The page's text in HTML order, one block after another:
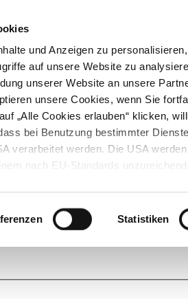
und Anzeigen zu
auf unsere Website zu
unserer Website an unsere
unsere Cookies, wenn Sie
„Alle Cookies erlauben“ klicken,
bei Benutzung bestimmter
verarbeitet werden. Die USA
nach EU-Standards
Statistiken
Sie Ihre Fragen und helfen Sie mit